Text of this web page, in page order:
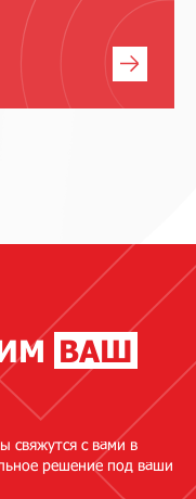
ВАШ
свяжутся с вами в
решение под ваши